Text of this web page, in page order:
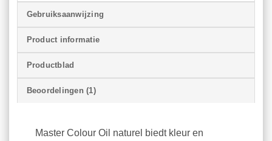
Gebruiksaanwijzing
Product informatie
Productblad
Beoordelingen (1)
Master Colour Oil naturel biedt kleur en